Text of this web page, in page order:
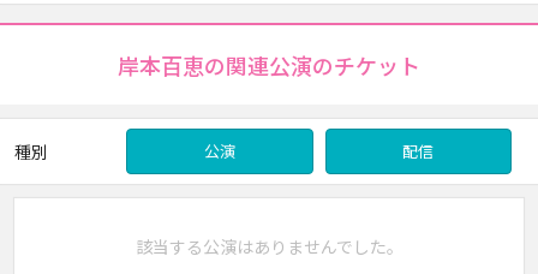
岸本百恵の関連公演のチケット
種別 公演 配信
該当する公演はありませんでした。